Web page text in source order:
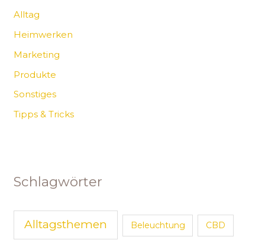
Alltag
Heimwerken
Marketing
Produkte
Sonstiges
Tipps & Tricks
Schlagwörter
Alltagsthemen Beleuchtung CBD